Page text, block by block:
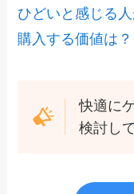
ひどいと感じる
購入する価値は？
快適に
検討し